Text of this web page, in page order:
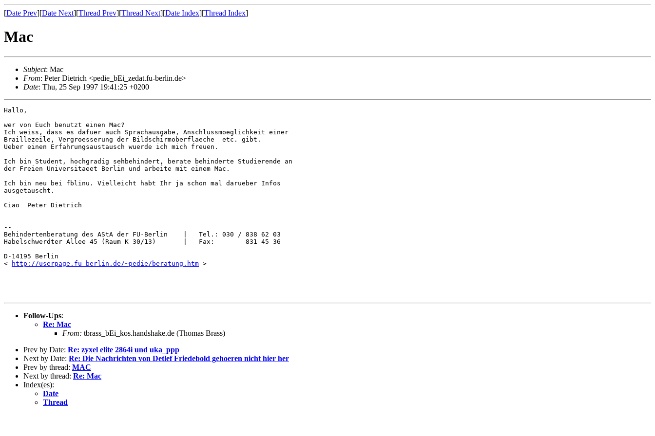
[Date Prev][Date Next][Thread Prev][Thread Next][Date Index][Thread Index]
Mac
Subject: Mac
From: Peter Dietrich <pedie_bEi_zedat.fu-berlin.de>
Date: Thu, 25 Sep 1997 19:41:25 +0200
Hallo,
wer von Euch benutzt einen Mac?
Ich weiss, dass es dafuer auch Sprachausgabe, Anschlussmoeglichkeit einer
Braillezeile, Vergroesserung der Bildschirmoberflaeche  etc. gibt.
Ueber einen Erfahrungsaustausch wuerde ich mich freuen.
Ich bin Student, hochgradig sehbehindert, berate behinderte Studierende an
der Freien Universitaeet Berlin und arbeite mit einem Mac.
Ich bin neu bei fblinu. Vielleicht habt Ihr ja schon mal darueber Infos
ausgetauscht.
Ciao  Peter Dietrich
--
Behindertenberatung des AStA der FU-Berlin    |   Tel.: 030 / 838 62 03
Habelschwerdter Allee 45 (Raum K 30/13)       |   Fax:        831 45 36
D-14195 Berlin
<
http://userpage.fu-berlin.de/~pedie/beratung.htm >
Follow-Ups:
Re: Mac
From: tbrass_bEi_kos.handshake.de (Thomas Brass)
Prev by Date: Re: zyxel elite 2864i und uka_ppp
Next by Date: Re: Die Nachrichten von Detlef Friedebold gehoeren nicht hier her
Prev by thread: MAC
Next by thread: Re: Mac
Index(es):
Date
Thread